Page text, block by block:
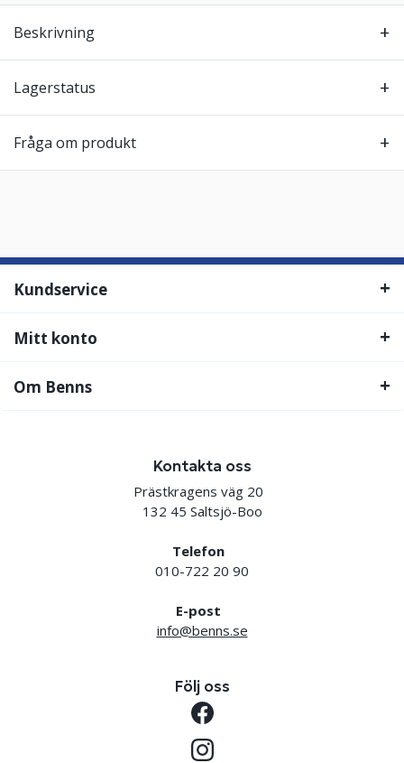
Beskrivning
Lagerstatus
Fråga om produkt
Kundservice
Mitt konto
Om Benns
Kontakta oss
Prästkragens väg 20
132 45 Saltsjö-Boo
Telefon
010-722 20 90
E-post
info@benns.se
Följ oss